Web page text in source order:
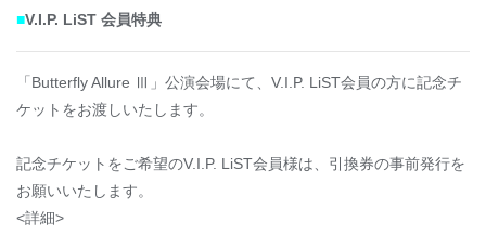
■V.I.P. LiST 会員特典
「Butterfly Allure Ⅲ」公演会場にて、V.I.P. LiST会員の方に記念チ
ケットをお渡しいたします。
記念チケットをご希望のV.I.P. LiST会員様は、引換券の事前発行を
お願いいたします。
<詳細>